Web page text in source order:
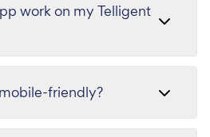
work on my Telligent
friendly?